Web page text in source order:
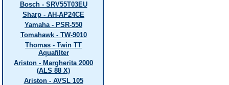
Bosch - SRV55T03EU
Sharp - AH-AP24CE
Yamaha - PSR-550
Tomahawk - TW-9010
Thomas - Twin TT
Aquafilter
Ariston - Margherita 2000
(ALS 88 X)
Ariston - AVSL 105